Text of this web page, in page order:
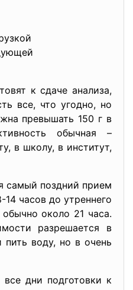
к сдаче анализа,
все, что угодно, но
превышать 150 г в
обычная –
в школу, в институт,
самый поздний прием
часов до утреннего
около 21 часа.
разрешается в
пить воду, но в очень
дни подготовки к